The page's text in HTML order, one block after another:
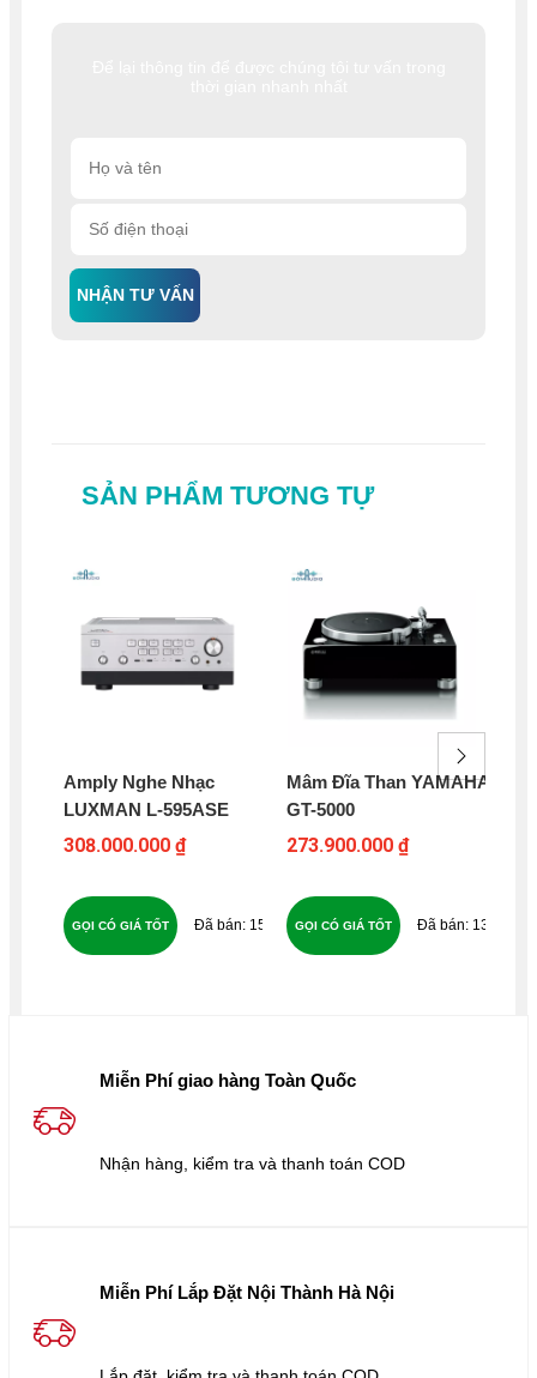
NHẬN TƯ VẤN
SẢN PHẨM TƯƠNG TỰ
Amply Nghe Nhạc
LUXMAN L-595ASE
308.000.000 ₫
157
GỌI CÓ GIÁ TỐT
Mâm Đĩa Than YAMAHA
GT-5000
273.900.000 ₫
138
GỌI CÓ GIÁ TỐT
Miễn Phí giao hàng Toàn Quốc
Nhận hàng, kiểm tra và thanh toán COD
Miễn Phí Lắp Đặt Nội Thành Hà Nội